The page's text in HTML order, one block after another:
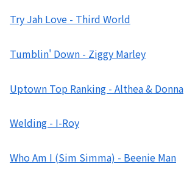
Try Jah Love - Third World
Tumblin' Down - Ziggy Marley
Uptown Top Ranking - Althea & Donna
Welding - I-Roy
Who Am I (Sim Simma) - Beenie Man